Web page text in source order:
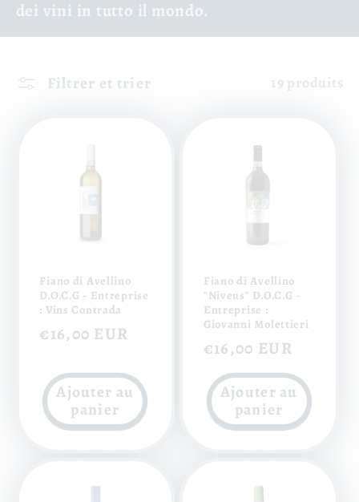
dei vini in tutto il mondo.
Filtrer et trier 19 produits
Fiano di Avellino
D.O.C.G - Entreprise
: Vins Contrada
Prix
€16,00 EUR
Ajouter au
panier
Fiano di Avellino
"Niveus" D.O.C.G -
Entreprise :
Giovanni Molettieri
Prix
habituel
€16,00 EUR
Ajouter au
panier